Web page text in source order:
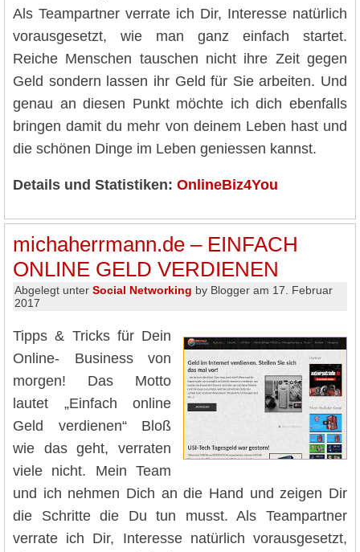
Als Teampartner verrate ich Dir, Interesse natürlich
vorausgesetzt, wie man ganz einfach startet.
Reiche Menschen tauschen nicht ihre Zeit gegen
Geld sondern lassen ihr Geld für Sie arbeiten. Und
genau an diesen Punkt möchte ich dich ebenfalls
bringen damit du mehr von deinem Leben hast und
die schönen Dinge im Leben geniessen kannst.
Details und Statistiken: OnlineBiz4You
michaherrmann.de – EINFACH
ONLINE GELD VERDIENEN
Abgelegt unter Social Networking by Blogger am 17. Februar
2017
Tipps & Tricks für Dein
Online- Business von
morgen! Das Motto
lautet „Einfach online
Geld verdienen“ Bloß
wie das geht, verraten
viele nicht. Mein Team
und ich nehmen Dich an die Hand und zeigen Dir
die Schritte die Du tun musst. Als Teampartner
verrate ich Dir, Interesse natürlich vorausgesetzt,